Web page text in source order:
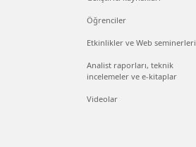
Öğrenciler
Etkinlikler ve Web seminerleri
Analist raporları, teknik
incelemeler ve e-kitaplar
Videolar